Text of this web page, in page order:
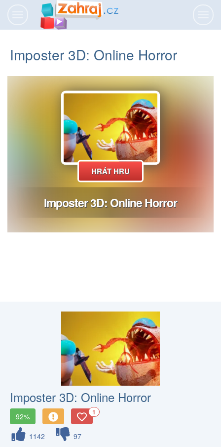
Imposter 3D: Online Horror
Imposter 3D: Online Horror
92% 1
1142
97